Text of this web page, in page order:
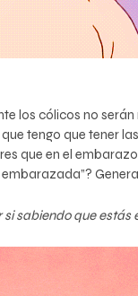
los cólicos no
tengo que tener
que en el
sabiendo que